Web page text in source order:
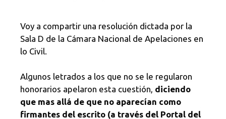
Voy a compartir una resolución dictada por la
Sala D de la Cámara Nacional de Apelaciones en
lo Civil.
Algunos letrados a los que no se le regularon
honorarios apelaron esta cuestión, diciendo
que mas allá de que no aparecían como
firmantes del escrito (a través del Portal del